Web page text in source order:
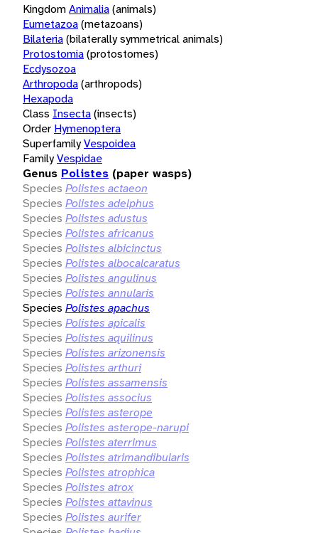
KingdomAnimalia(animals)
Eumetazoa(metazoans)
Bilateria(bilaterally symmetrical animals)
Protostomia(protostomes)
Ecdysozoa
Arthropoda(arthropods)
Hexapoda
Class Insecta(insects)
Order Hymenoptera
SuperfamilyVespoidea
FamilyVespidae
Genus Polistes (paper wasps)
Species Polistes actaeon
Species Polistes adelphus
Species Polistes adustus
Species Polistes africanus
Species Polistes albicinctus
Species Polistes albocalcaratus
Species Polistes angulinus
Species Polistes annularis
Species Polistes apachus
Species Polistes apicalis
Species Polistes aquilinus
Species Polistes arizonensis
Species Polistes arthuri
Species Polistes assamensis
Species Polistes associus
Species Polistes asterope
Species Polistes asterope-narupi
Species Polistes aterrimus
Species Polistes atrimandibularis
Species Polistes atrophica
Species Polistes atrox
Species Polistes attavinus
Species Polistes aurifer